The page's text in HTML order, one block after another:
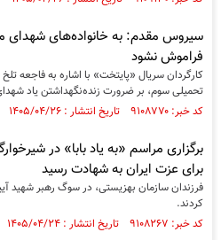
سیروس مقدم: به خانواده‌های شهدای
فراموش نشود
کارگردان سریال «پایتخت» با اشاره به فاجعه
تحمیلی سوم، بر ضرورت زنده‌نگهداشتن یاد
کد خبر: ۹۱۰۸۷۷۰ تاریخ انتشار : ۱۴۰۵/۰۴/۲۶
برگزاری مراسم «به یاد بابا» در
برای عزت ایران به شهادت رسید
فرزندان سازمان بهزیستی، در سوگ رهبر شهید آیین
کردند.
کد خبر: ۹۱۰۸۲۶۷ تاریخ انتشار : ۱۴۰۵/۰۴/۲۴